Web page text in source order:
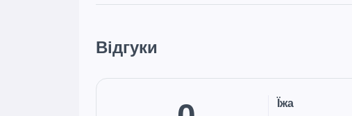
Відгуки
Їжа